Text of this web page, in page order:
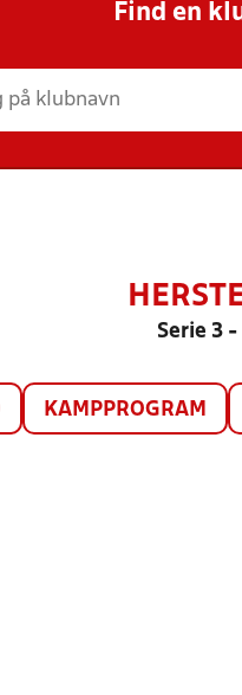
Find en
Serie 3
KAMPPROGRAM